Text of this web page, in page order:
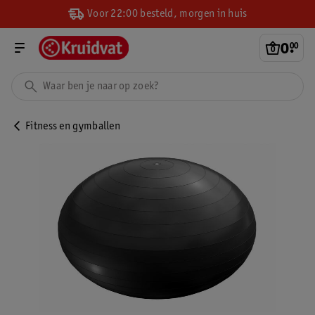
Voor 22:00 besteld, morgen in huis
0.
00
Fitness en gymballen